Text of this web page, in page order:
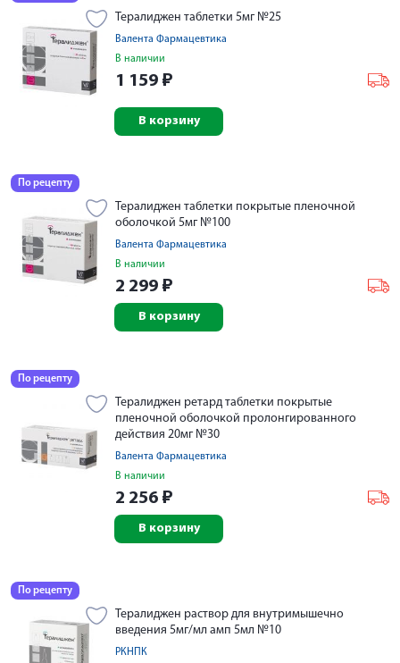
Тералиджен таблетки 5мг №25
Валента Фармацевтика
В наличии
1 159 ₽
В корзину
По рецепту
Тералиджен таблетки покрытые пленочной
оболочкой 5мг №100
Валента Фармацевтика
В наличии
2 299 ₽
В корзину
По рецепту
Тералиджен ретард таблетки покрытые
пленочной оболочкой пролонгированного
действия 20мг №30
Валента Фармацевтика
В наличии
2 256 ₽
В корзину
По рецепту
Тералиджен раствор для внутримышечно
введения 5мг/мл амп 5мл №10
РКНПК